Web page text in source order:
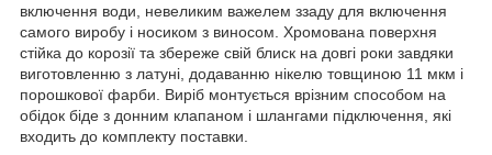
включення води, невеликим важелем ззаду для включення
самого виробу і носиком з виносом. Хромована поверхня
стійка до корозії та збереже свій блиск на довгі роки завдяки
виготовленню з латуні, додаванню нікелю товщиною 11 мкм і
порошкової фарби. Виріб монтується врізним способом на
обідок біде з донним клапаном і шлангами підключення, які
входить до комплекту поставки.